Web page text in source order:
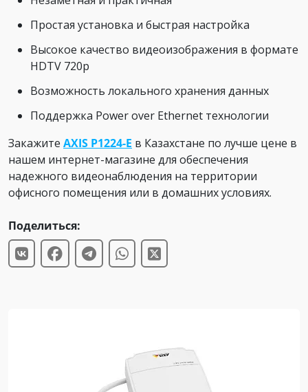
Поделиться:
Простая установка и быстрая настройка
Высокое качество видеоизображения в формате
HDTV 720p
Возможность локального хранения данных
Поддержка Power over Ethernet технологии
Закажите AXIS P1224-E в Казахстане по лучше цене в
нашем интернет-магазине для обеспечения
надежного видеонаблюдения на территории
офисного помещения или в домашних условиях.